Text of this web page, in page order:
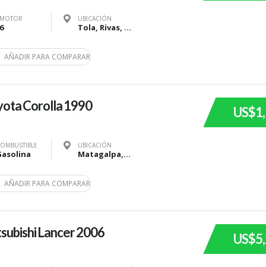
MOTOR
6
UBICACIÓN
Tola, Rivas, Nicaragua
AÑADIR PARA COMPARAR
Corolla 1990
UBICACIÓN
Matagalpa, Nicaragua
AÑADIR PARA COMPARAR
Lancer 2006